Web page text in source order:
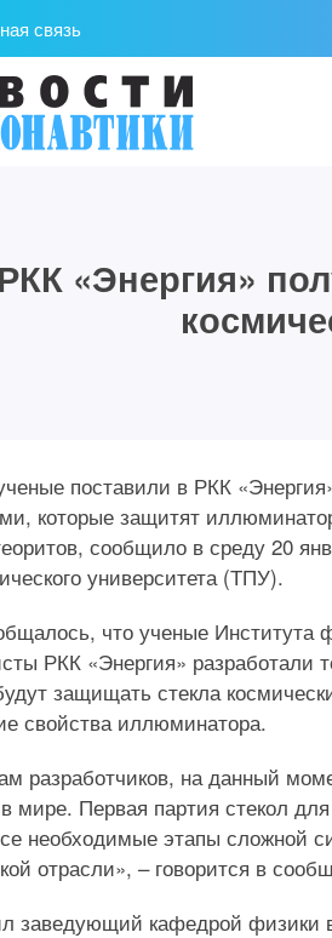
связь
РКК «Энергия»
поставили в РКК
которые защитят
сообщило в среду 20
университета (ТПУ).
что ученые
РКК «Энергия» разработали
защищать стекла
свойства иллюминатора.
разработчиков, на данный
в мире. Первая партия стекол
необходимые этапы сложной
отрасли», – говорится в
заведующий кафедрой